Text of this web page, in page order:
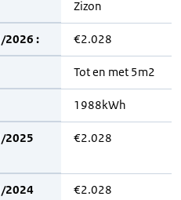
Zizon
2026 : €2.028
Tot en met 5m2
1988kWh
2025
€2.028
2024
€2.028